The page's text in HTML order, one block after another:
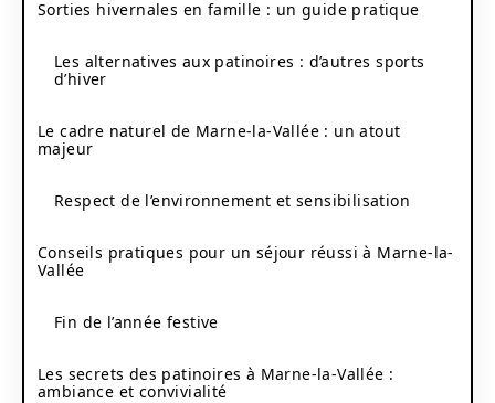
Sorties hivernales en famille : un guide pratique
Les alternatives aux patinoires : d’autres sports
d’hiver
Le cadre naturel de Marne-la-Vallée : un atout
majeur
Respect de l’environnement et sensibilisation
Conseils pratiques pour un séjour réussi à Marne-la-
Vallée
Fin de l’année festive
Les secrets des patinoires à Marne-la-Vallée :
ambiance et convivialité